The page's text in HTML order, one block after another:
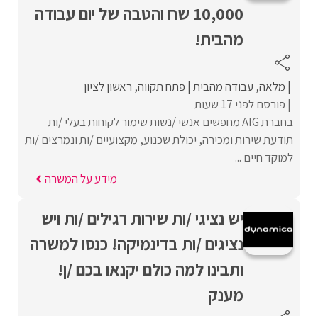
10,000 שח והטבה של יום עבודה
מהבית!
מלאה עבודה מהבית פתח תקווה ראשון לציון
פורסם לפני 17 שעות
בחברת AIG מחפשים אנשי /נשות שימור לקוחות בעלי /ות
תודעת שירות ומכירה, יכולת שכנוע, מקצועיים /ות ונמרצים /ות
למוקד חיים ...
מידע על המשרה
יש נציגי /ות שירות רגילים /ות ויש
נציגים /ות בדינמיקה! כנסו למשרה
ותבינו למה כולם יקנאו בכם /ן!
מענק